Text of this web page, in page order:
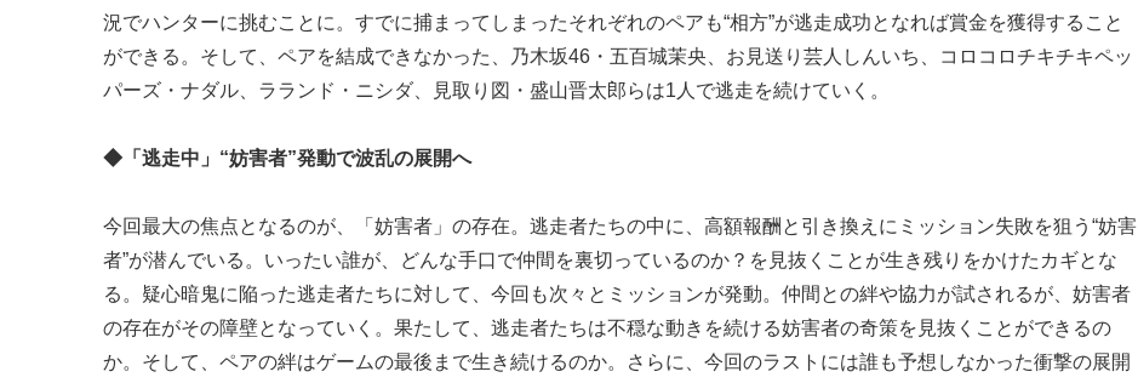
況でハンターに挑むことに。すでに捕まってしまったそれぞれのペアも“相方”が逃走成功となれば賞金を獲得すること
ができる。そして、ペアを結成できなかった、乃木坂46・五百城茉央、お見送り芸人しんいち、コロコロチキチキペッ
パーズ・ナダル、ラランド・ニシダ、見取り図・盛山晋太郎らは1人で逃走を続けていく。
◆「逃走中」“妨害者”発動で波乱の展開へ
今回最大の焦点となるのが、「妨害者」の存在。逃走者たちの中に、高額報酬と引き換えにミッション失敗を狙う“妨害
者”が潜んでいる。いったい誰が、どんな手口で仲間を裏切っているのか？を見抜くことが生き残りをかけたカギとな
る。疑心暗鬼に陥った逃走者たちに対して、今回も次々とミッションが発動。仲間との絆や協力が試されるが、妨害者
の存在がその障壁となっていく。果たして、逃走者たちは不穏な動きを続ける妨害者の奇策を見抜くことができるの
か。そして、ペアの絆はゲームの最後まで生き続けるのか。さらに、今回のラストには誰も予想しなかった衝撃の展開